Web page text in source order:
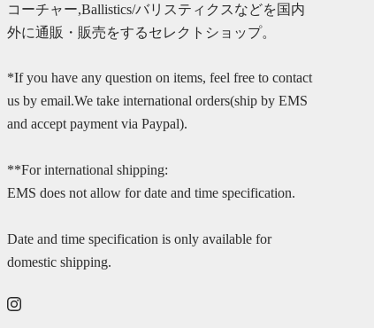
コーチャー,Ballistics/バリスティクスなどを国内
外に通販・販売をするセレクトショップ。
*If you have any question on items, feel free to contact
us by email.We take international orders(ship by EMS
and accept payment via Paypal).
**For international shipping:
EMS does not allow for date and time specification.
Date and time specification is only available for
domestic shipping.